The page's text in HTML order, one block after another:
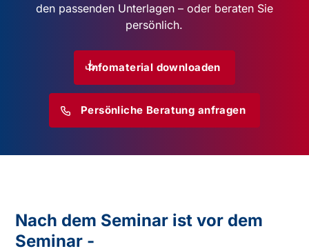
den passenden Unterlagen – oder beraten Sie
persönlich.
Infomaterial downloaden
Persönliche Beratung anfragen
Nach dem Seminar ist vor dem
Seminar -